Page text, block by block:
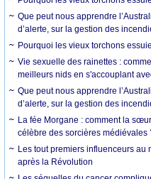
Que peut nous apprendre
d’alerte, sur la gestion des
Pourquoi les vieux torchons
Vie sexuelle des rainettes :
meilleurs nids en s'accouplant
Que peut nous apprendre
d’alerte, sur la gestion des
La fée Morgane : comment la
célèbre des sorcières médiévales
Les tout premiers influenceurs au
après la Révolution